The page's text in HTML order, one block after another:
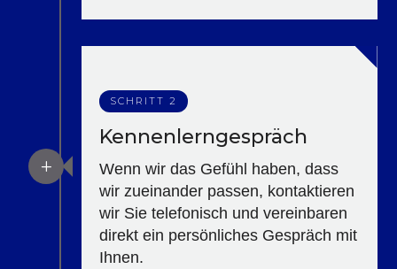
L
SCHRITT 2
Kennenlerngespräch
Wenn wir das Gefühl haben, dass
wir zueinander passen, kontaktieren
wir Sie telefonisch und vereinbaren
direkt ein persönliches Gespräch mit
Ihnen.